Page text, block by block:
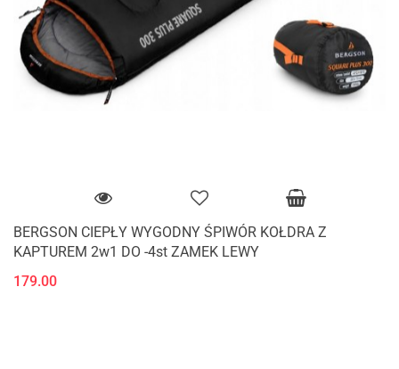
BERGSON CIEPŁY WYGODNY ŚPIWÓR KOŁDRA Z
KAPTUREM 2w1 DO -4st ZAMEK LEWY
179.00